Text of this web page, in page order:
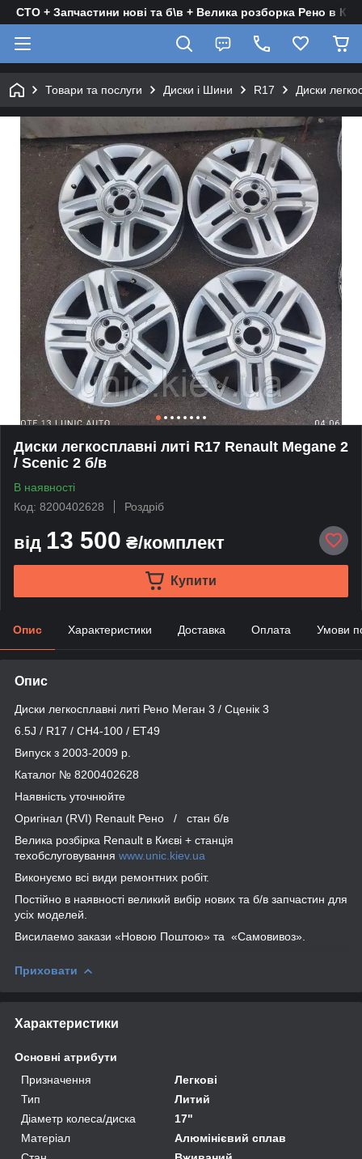
СТО + Запчастини нові та б\в + Велика розборка Рено в
Товари та послуги Диски і Шини R17 Диски
Диски легкосплавні литі R17 Renault Megane 2
/ Scenic 2 б/в
В наявності
Код: 8200402628
Роздріб
від 13 500 ₴/комплект
Купити
Опис Характеристики Доставка Оплата Умови
Опис
Диски легкосплавні литі Рено Меган 3 / Сценік 3
6.5J / R17 / CH4-100 / ET49
Випуск з 2003-2009 р.
Каталог № 8200402628
Наявність уточнюйте
Оригінал (RVI) Renault Рено / стан б/в
Велика розбірка Renault в Києві + станція
техобслуговування www.unic.kiev.ua
Виконуємо всі види ремонтних робіт.
Постійно в наявності великий вибір нових та б/в запчастин для
усіх моделей.
Висилаемо закази «Новою Поштою» та «Самовивоз».
Приховати
Характеристики
Основні атрибути
Призначення
Легкові
Тип
Литий
Діаметр колеса/диска
17"
Матеріал
Алюмінієвий сплав